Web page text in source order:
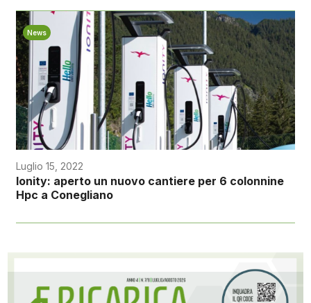
News
Luglio 15, 2022
Ionity: aperto un nuovo cantiere per 6 colonnine
Hpc a Conegliano